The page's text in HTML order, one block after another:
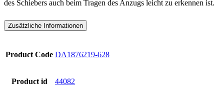
des Schiebers auch beim Tragen des Anzugs leicht zu erkennen ist.
Zusätzliche Informationen
Product Code DA1876219-628
Product id 44082